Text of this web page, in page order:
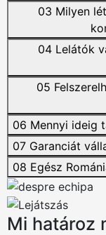
03 Milyen
04 Lelátók
05
06 Mennyi ideig
07 Garanciát
08 Egész
Mi határoz